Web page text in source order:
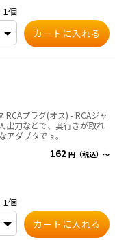
1個
RCAプラグ(オス) - RCAジャ
アダプタです。
162 円（税込）～
1個